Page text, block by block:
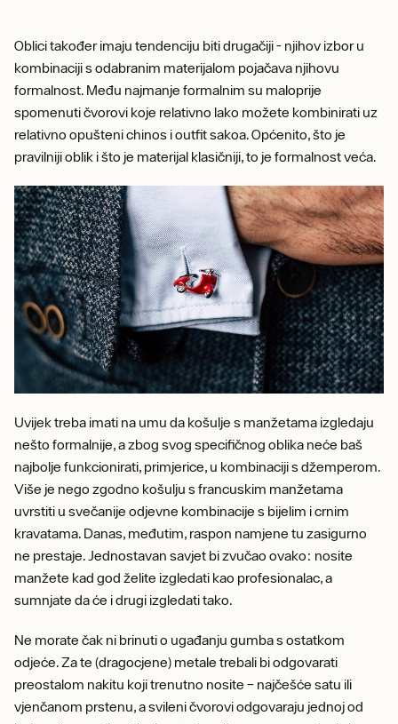
Oblici također imaju tendenciju biti drugačiji - njihov izbor u
kombinaciji s odabranim materijalom pojačava njihovu
formalnost. Među najmanje formalnim su maloprije
spomenuti čvorovi koje relativno lako možete kombinirati uz
relativno opušteni chinos i outfit sakoa. Općenito, što je
pravilniji oblik i što je materijal klasičniji, to je formalnost veća.
Uvijek treba imati na umu da košulje s manžetama izgledaju
nešto formalnije, a zbog svog specifičnog oblika neće baš
najbolje funkcionirati, primjerice, u kombinaciji s džemperom.
Više je nego zgodno košulju s francuskim manžetama
uvrstiti u svečanije odjevne kombinacije s bijelim i crnim
kravatama. Danas, međutim, raspon namjene tu zasigurno
ne prestaje. Jednostavan savjet bi zvučao ovako: nosite
manžete kad god želite izgledati kao profesionalac, a
sumnjate da će i drugi izgledati tako.
Ne morate čak ni brinuti o ugađanju gumba s ostatkom
odjeće. Za te (dragocjene) metale trebali bi odgovarati
preostalom nakitu koji trenutno nosite – najčešće satu ili
vjenčanom prstenu, a svileni čvorovi odgovaraju jednoj od